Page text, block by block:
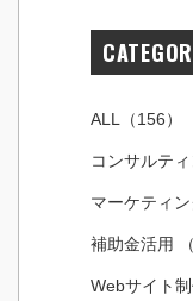
ALL （156）
コンサルテ
マーケティ
補助金活用
Webサイト